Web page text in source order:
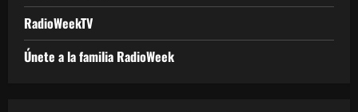
RadioWeekTV
Únete a la familia RadioWeek